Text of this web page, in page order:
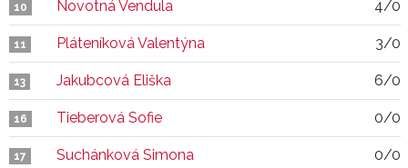
10 Novotná Vendula 4/0
11 Pláteníková Valentýna 3/0
13 Jakubcová Eliška 6/0
16 Tieberová Sofie 0/0
17 Suchánková Simona 0/0